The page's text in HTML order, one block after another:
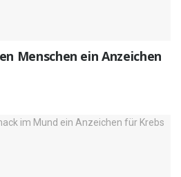
Menschen ein Anzeichen